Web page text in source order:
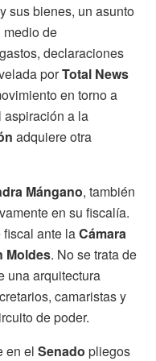
y sus bienes, un asunto
medio de
declaraciones
porTotal News
en torno a
aspiración a la
adquiere otra
Mángano, también
en su fiscalía.
ante laCámara
Moldes. No se trata de
una arquitectura
camaristas y
de poder.
en el Senado pliegos